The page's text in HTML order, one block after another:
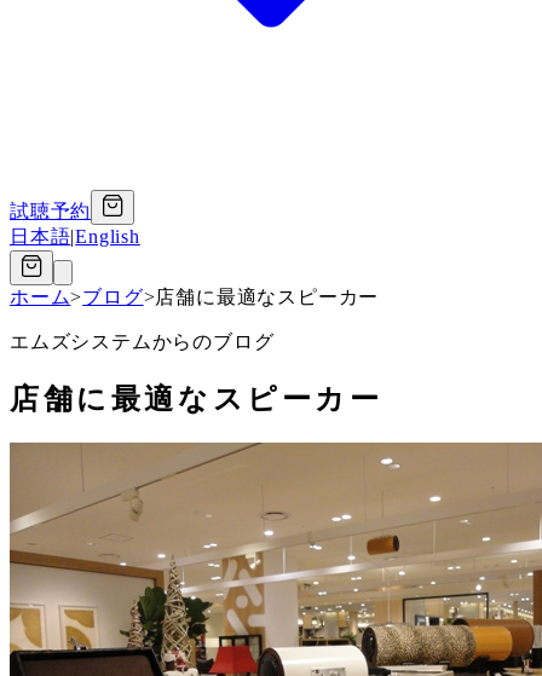
試聴予約
日本語|English
ホーム>ブログ>店舗に最適なスピーカー
エムズシステムからのブログ
店舗に最適なスピーカー